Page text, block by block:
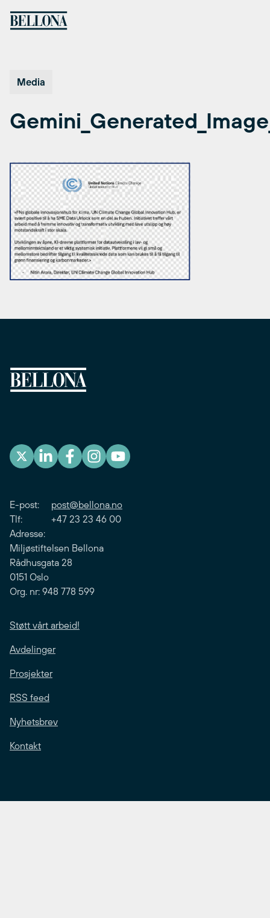
Media
E-post: post@bellona.no
Tlf: +47 23 23 46 00
Adresse:
Miljøstiftelsen Bellona
Rådhusgata 28
0151 Oslo
Org. nr: 948 778 599
Støtt vårt arbeid!
Avdelinger
Prosjekter
RSS feed
Nyhetsbrev
Kontakt